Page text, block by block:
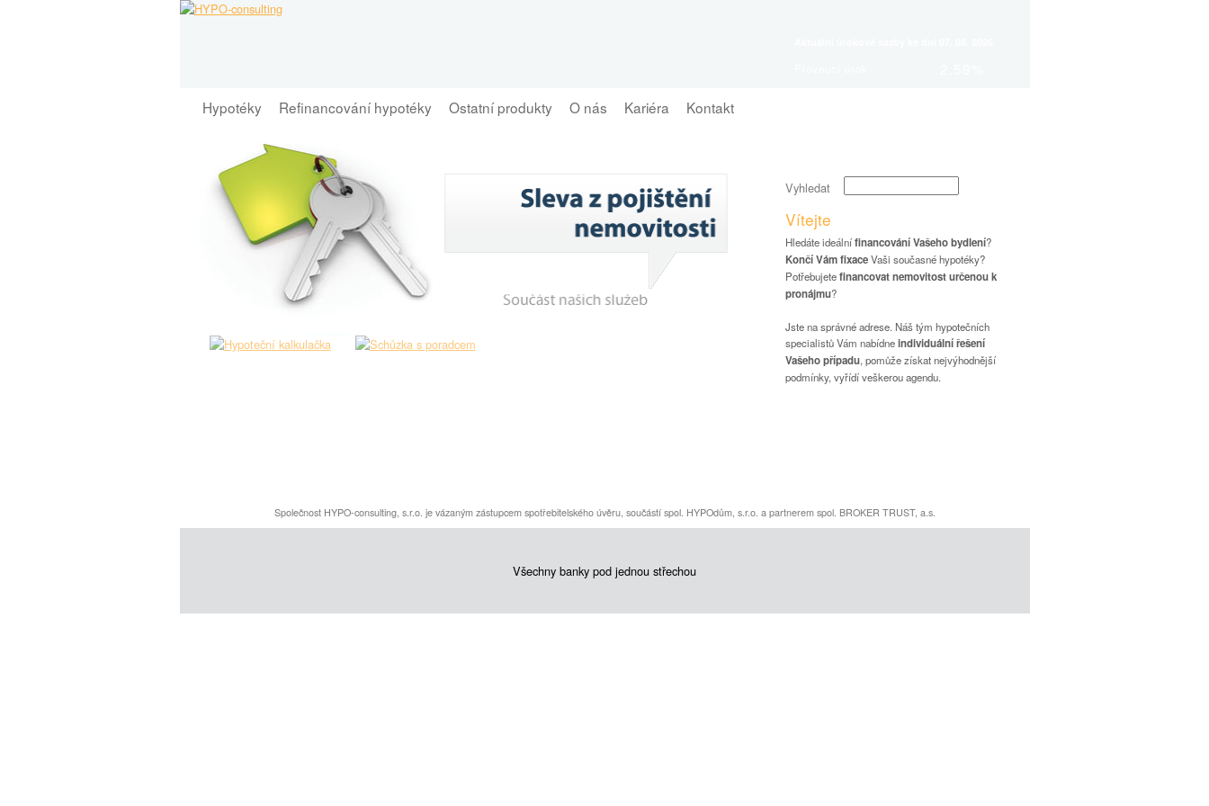
Hypotéky Refinancování hypotéky Ostatní produkty O nás Kariéra Kontakt
Vyhledat
Vítejte
Hledáte ideálnífinancování Vašeho bydlení?
Končí Vám fixaceVaši současné hypotéky?
Potřebujetefinancovat nemovitost určenou k
pronájmu?
Jste na správné adrese. Náš tým hypotečních
specialistů Vám nabídneindividuální řešení
Vašeho případu, pomůže získat nejvýhodnější
podmínky, vyřídí veškerou agendu.
Společnost HYPO-consulting, s.r.o. je vázaným zástupcem spotřebitelského úvěru, součástí spol. HYPOdům, s.r.o. a partnerem spol. BROKER TRUST, a.s.
Všechny banky pod jednou střechou